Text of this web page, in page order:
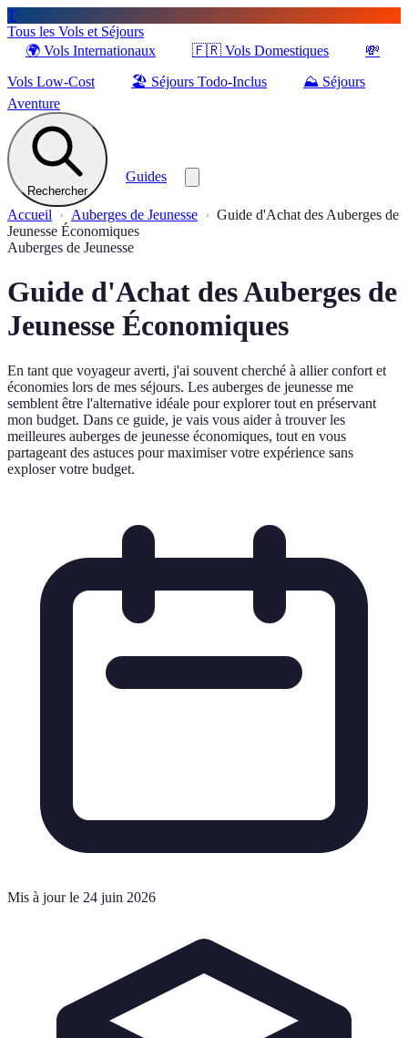
T
Tous les Vols et Séjours
🌍 Vols Internationaux 🇫🇷 Vols Domestiques
💸
Vols Low-Cost
🏖️ Séjours Todo-Inclus ⛰️ Séjours
Aventure
Rechercher
Guides
Accueil Auberges de Jeunesse
Guide d'Achat des Auberges de
Jeunesse Économiques
Auberges de Jeunesse
Guide d'Achat des Auberges de
Jeunesse Économiques
En tant que voyageur averti, j'ai souvent cherché à allier confort et
économies lors de mes séjours. Les auberges de jeunesse me
semblent être l'alternative idéale pour explorer tout en préservant
mon budget. Dans ce guide, je vais vous aider à trouver les
meilleures auberges de jeunesse économiques, tout en vous
partageant des astuces pour maximiser votre expérience sans
exploser votre budget.
Mis à jour le 24 juin 2026